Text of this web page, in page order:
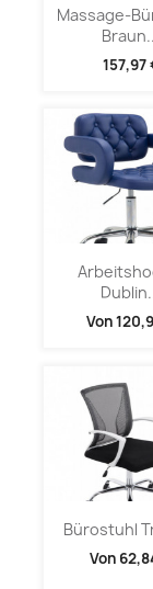
Massage-
157,97
Von
Bürostuhl
Von